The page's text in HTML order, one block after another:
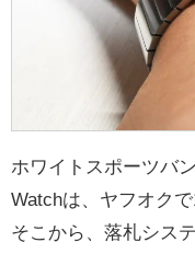
ホワイトスポーツバ
Watchは、ヤフオク
そこから、落札シス